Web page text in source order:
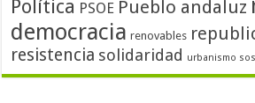
Política PSOE Pueblo andaluz
democracia renovables
resistencia solidaridad urbanismo